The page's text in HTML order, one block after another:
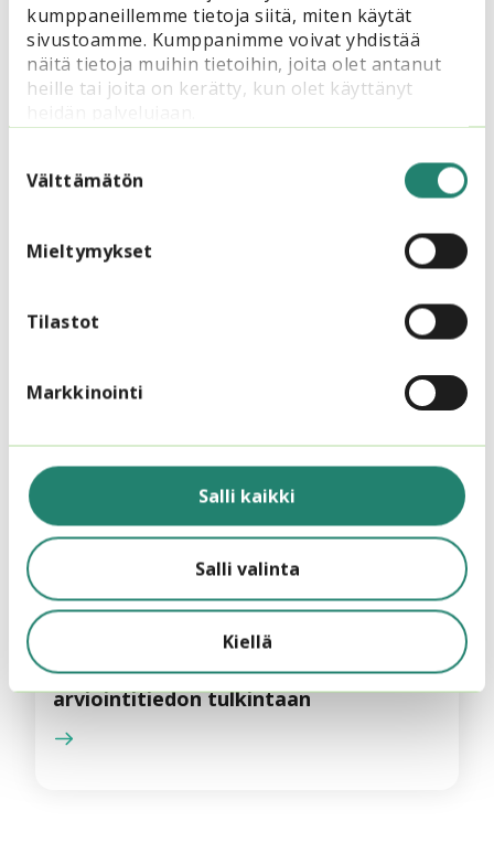
kumppaneillemme tietoja siitä, miten käytät
sivustoamme. Kumppanimme voivat yhdistää
näitä tietoja muihin tietoihin, joita olet antanut
heille tai joita on kerätty, kun olet käyttänyt
valinta
Välttämätön
Mieltymykset
Tilastot
Markkinointi
Salli kaikki
Salli valinta
Kiellä
1.3.2025
Vinkkinurkka
Miten onnistuimme? – viisi vinkkiä
arviointitiedon tulkintaan